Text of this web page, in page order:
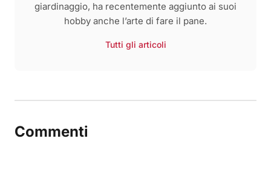
giardinaggio, ha recentemente aggiunto ai suoi
hobby anche l’arte di fare il pane.
Tutti gli articoli
Commenti